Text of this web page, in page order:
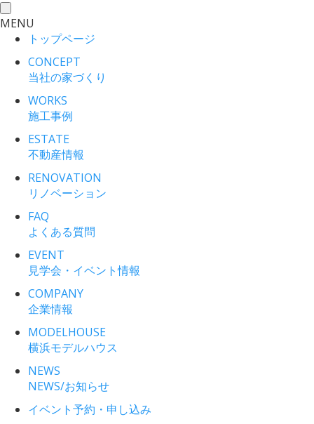
toggle
navigation
MENU
トップページ
CONCEPT
当社の家づくり
WORKS
施工事例
ESTATE
不動産情報
RENOVATION
リノベーション
FAQ
よくある質問
EVENT
見学会・イベント情報
COMPANY
企業情報
MODELHOUSE
横浜モデルハウス
NEWS
NEWS/お知らせ
イベント予約・申し込み